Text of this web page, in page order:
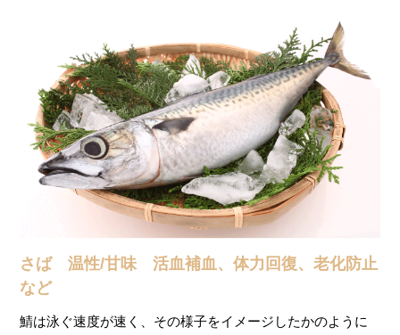
さば 温性/甘味 活血補血、体力回復、老化防止
など
鯖は泳ぐ速度が速く、その様子をイメージしたかのように